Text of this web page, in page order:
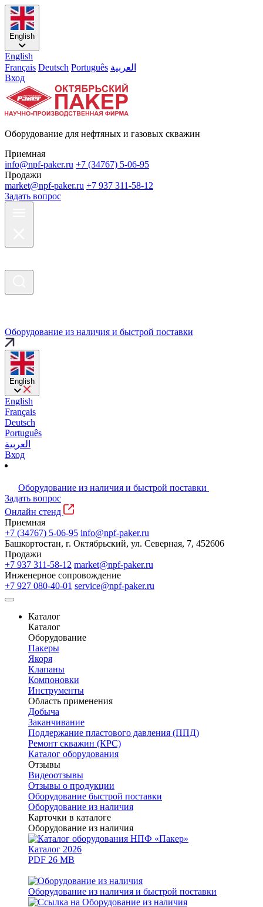
English
English
Français Deutsch Português العربية
Вход
Оборудование для нефтяных и газовых скважин
Приемная
info@npf-paker.ru +7 (34767) 5-06-95
Продажи
market@npf-paker.ru +7 937 311-58-12
Задать вопрос
Оборудование из наличия и быстрой поставки
English
English
Français
Deutsch
Português
العربية
Вход
Оборудование из наличия и быстрой поставки
Задать вопрос
Онлайн стенд
Приемная
+7 (34767) 5-06-95 info@npf-paker.ru
Башкортостан, г. Октябрьский, ул. Северная, 7, 452606
Продажи
+7 937 311-58-12 market@npf-paker.ru
Инженерное сопровождение
+7 927 080-40-01 service@npf-paker.ru
Каталог
Каталог
Оборудование
Пакеры
Якоря
Клапаны
Компоновки
Инструменты
Область применения
Добыча
Заканчивание
Поддержание пластового давления (ППД)
Ремонт скважин (КРС)
Каталог оборудования
Отзывы
Видеоотзывы
Отзывы о продукции
Оборудование быстрой поставки
Оборудование из наличия
Карточки в каталоге
Оборудование из наличия
Каталог 2026
PDF 26 MB
Оборудование из наличия и быстрой поставки